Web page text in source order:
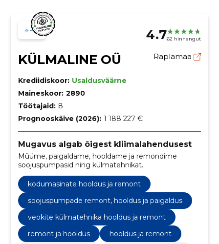
4.762 hinnangut
KÜLMALINE OÜ Raplamaa
Krediidiskoor: Usaldusväärne
Maineskoor: 2890
Töötajaid: 8
Prognooskäive (2026): 1 188 227 €
Mugavus algab õigest kliimalahendusest
Müüme, paigaldame, hooldame ja remondime
soojuspumpasid ning külmatehnikat.
kodumasinate hooldus ja remont
soojuspumpade remont, hooldus ja paigaldus
veokite külmatehnika hooldus ja remont
remont ja hooldus
hooldus ja remont